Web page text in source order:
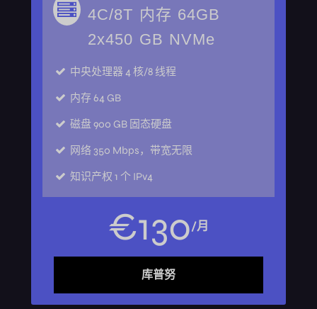
4C/8T 内存 64GB
2x450 GB NVMe
中央处理器 4 核/8 线程
内存64 GB
磁盘900 GB 固态硬盘
网络 350 Mbps，带宽无限
知识产权 1 个 IPv4
€130/月
库普努